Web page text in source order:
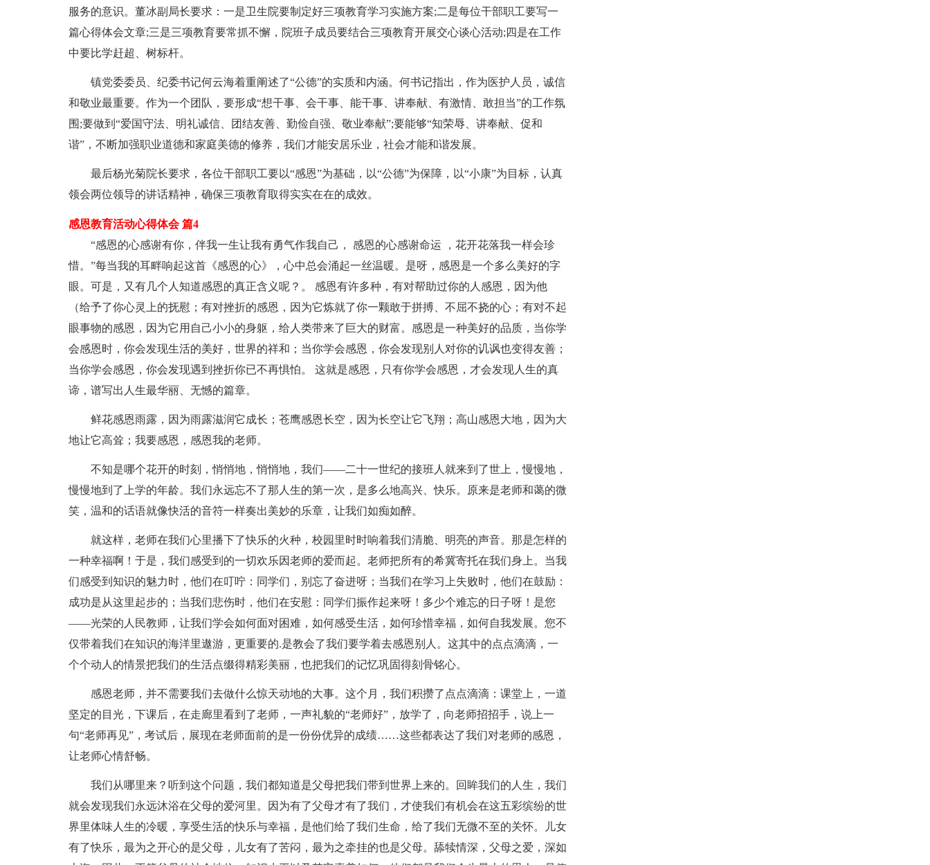
服务的意识。董冰副局长要求：一是卫生院要制定好三项教育学习实施方案;二是每位干部职工要写一
篇心得体会文章;三是三项教育要常抓不懈，院班子成员要结合三项教育开展交心谈心活动;四是在工作
中要比学赶超、树标杆。
镇党委委员、纪委书记何云海着重阐述了“公德”的实质和内涵。何书记指出，作为医护人员，诚信
和敬业最重要。作为一个团队，要形成“想干事、会干事、能干事、讲奉献、有激情、敢担当”的工作氛
围;要做到“爱国守法、明礼诚信、团结友善、勤俭自强、敬业奉献”;要能够“知荣辱、讲奉献、促和
谐”，不断加强职业道德和家庭美德的修养，我们才能安居乐业，社会才能和谐发展。
最后杨光菊院长要求，各位干部职工要以“感恩”为基础，以“公德”为保障，以“小康”为目标，认真
领会两位领导的讲话精神，确保三项教育取得实实在在的成效。
感恩教育活动心得体会 篇4
“感恩的心感谢有你，伴我一生让我有勇气作我自己， 感恩的心感谢命运 ，花开花落我一样会珍
惜。”每当我的耳畔响起这首《感恩的心》，心中总会涌起一丝温暖。是呀，感恩是一个多么美好的字
眼。可是，又有几个人知道感恩的真正含义呢？。 感恩有许多种，有对帮助过你的人感恩，因为他
（给予了你心灵上的抚慰；有对挫折的感恩，因为它炼就了你一颗敢于拼搏、不屈不挠的心；有对不起
眼事物的感恩，因为它用自己小小的身躯，给人类带来了巨大的财富。感恩是一种美好的品质，当你学
会感恩时，你会发现生活的美好，世界的祥和；当你学会感恩，你会发现别人对你的讥讽也变得友善；
当你学会感恩，你会发现遇到挫折你已不再惧怕。 这就是感恩，只有你学会感恩，才会发现人生的真
谛，谱写出人生最华丽、无憾的篇章。
鲜花感恩雨露，因为雨露滋润它成长；苍鹰感恩长空，因为长空让它飞翔；高山感恩大地，因为大
地让它高耸；我要感恩，感恩我的老师。
不知是哪个花开的时刻，悄悄地，悄悄地，我们——二十一世纪的接班人就来到了世上，慢慢地，
慢慢地到了上学的年龄。我们永远忘不了那人生的第一次，是多么地高兴、快乐。原来是老师和蔼的微
笑，温和的话语就像快活的音符一样奏出美妙的乐章，让我们如痴如醉。
就这样，老师在我们心里播下了快乐的火种，校园里时时响着我们清脆、明亮的声音。那是怎样的
一种幸福啊！于是，我们感受到的一切欢乐因老师的爱而起。老师把所有的希冀寄托在我们身上。当我
们感受到知识的魅力时，他们在叮咛：同学们，别忘了奋进呀；当我们在学习上失败时，他们在鼓励：
成功是从这里起步的；当我们悲伤时，他们在安慰：同学们振作起来呀！多少个难忘的日子呀！是您
——光荣的人民教师，让我们学会如何面对困难，如何感受生活，如何珍惜幸福，如何自我发展。您不
仅带着我们在知识的海洋里遨游，更重要的.是教会了我们要学着去感恩别人。这其中的点点滴滴，一
个个动人的情景把我们的生活点缀得精彩美丽，也把我们的记忆巩固得刻骨铭心。
感恩老师，并不需要我们去做什么惊天动地的大事。这个月，我们积攒了点点滴滴：课堂上，一道
坚定的目光，下课后，在走廊里看到了老师，一声礼貌的“老师好”，放学了，向老师招招手，说上一
句“老师再见”，考试后，展现在老师面前的是一份份优异的成绩……这些都表达了我们对老师的感恩，
让老师心情舒畅。
我们从哪里来？听到这个问题，我们都知道是父母把我们带到世界上来的。回眸我们的人生，我们
就会发现我们永远沐浴在父母的爱河里。因为有了父母才有了我们，才使我们有机会在这五彩缤纷的世
界里体味人生的冷暖，享受生活的快乐与幸福，是他们给了我们生命，给了我们无微不至的关怀。儿女
有了快乐，最为之开心的是父母，儿女有了苦闷，最为之牵挂的也是父母。舔犊情深，父母之爱，深如